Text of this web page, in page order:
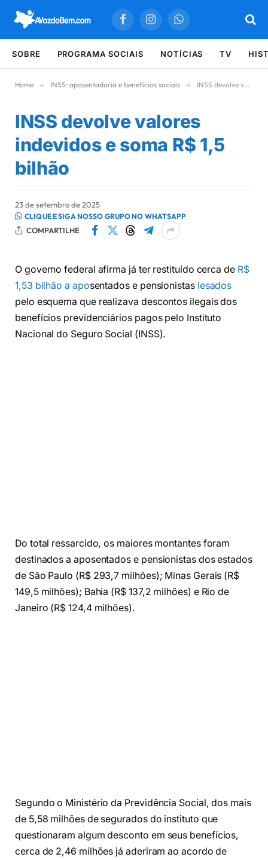
FacebookInstagramWhatsApp
SOBRE PROGRAMA SOCIAIS NOTÍCIAS TV
Home » INSS: aposentadoria e benefícios sociais » INSS devolve valores indevidos e soma R$ 1,5 bilhão
INSS devolve valores
indevidos e soma R$ 1,5
bilhão
23 de setembro de 2025
CLIQUE E SIGA NOSSO GRUPO NO WHATSAPP
COMPARTILHE
O governo federal afirma já ter restituído cerca deR$
1,53 bilhão a aposentados e pensionistaslesados
pelo esquema que realizava descontos ilegais dos
benefícios previdenciários pagos pelo Instituto
Nacional do Seguro Social (INSS).
Do total ressarcido, os maiores montantes foram
destinados a aposentados e pensionistas dos estados
de São Paulo (R$ 293,7 milhões); Minas Gerais (R$
149,5 milhões); Bahia (R$ 137,2 milhões) e Rio de
Janeiro (R$ 124,4 milhões).
Segundo o Ministério da Previdência Social, dos mais
de 5,58 milhões de segurados do instituto que
questionaram algum desconto em seus benefícios,
cerca de 2,46 milhões já aderiram ao acordo de